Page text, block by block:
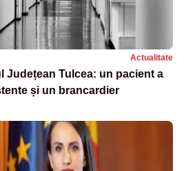
Actualitate
Județean Tulcea: un pacient a
și un brancardier